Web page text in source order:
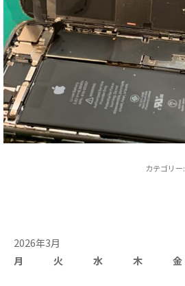
カテゴリー:
2026年3月
月
火 水 木 金